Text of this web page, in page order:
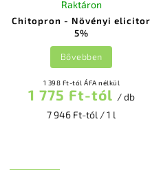
Chitopron - Növényi elicitor
5%
Raktáron
1 398 Ft-tól ÁFA nélkül
1 775 Ft-tól / db
7 946 Ft-tól / 1 l
Bővebben